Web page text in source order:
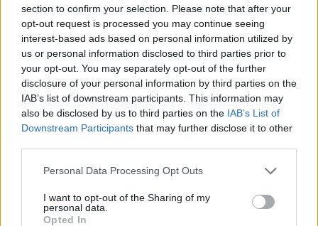
section to confirm your selection. Please note that after your
opt-out request is processed you may continue seeing
interest-based ads based on personal information utilized by
us or personal information disclosed to third parties prior to
your opt-out. You may separately opt-out of the further
disclosure of your personal information by third parties on the
IAB’s list of downstream participants. This information may
also be disclosed by us to third parties on the IAB’s List of
Downstream Participants that may further disclose it to other
Personal Data Processing Opt Outs
I want to opt-out of the Sharing of my
personal data.
Opted In